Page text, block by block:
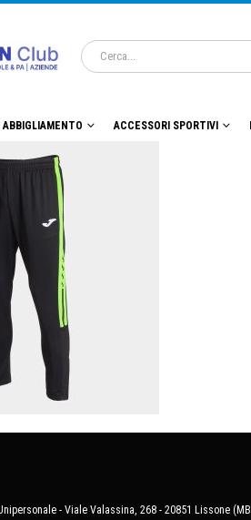
ABBIGLIAMENTO ACCESSORI SPORTIVI
- Viale Valassina, 268 - 20851 Lissone